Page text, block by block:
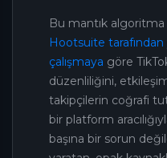
Bu mantık algoritma
Hootsuite tarafından
çalışmaya göre
düzenliliğini,
takipçilerin coğrafi
bir platform
başına bir sorun